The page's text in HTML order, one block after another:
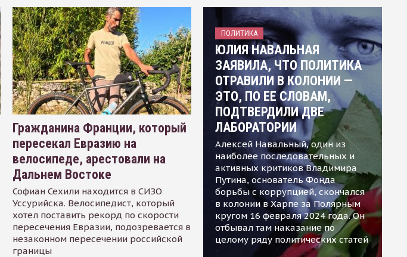
Гражданина Франции, который
пересекал Евразию на
велосипеде, арестовали на
Дальнем Востоке
Софиан Сехили находится в СИЗО
Уссурийска. Велосипедист, который
хотел поставить рекорд по скорости
пересечения Евразии, подозревается в
незаконном пересечении российской
границы
ПОЛИТИКА
ЮЛИЯ НАВАЛЬНАЯ
ЗАЯВИЛА, ЧТО ПОЛИТИКА
ОТРАВИЛИ В КОЛОНИИ —
ЭТО, ПО ЕЕ СЛОВАМ,
ПОДТВЕРДИЛИ ДВЕ
ЛАБОРАТОРИИ
Алексей Навальный, один из
наиболее последовательных и
активных критиков Владимира
Путина, основатель Фонда
борьбы с коррупцией, скончался
в колонии в Харпе за Полярным
кругом 16 февраля 2024 года. Он
отбывал там наказание по
целому ряду политических статей